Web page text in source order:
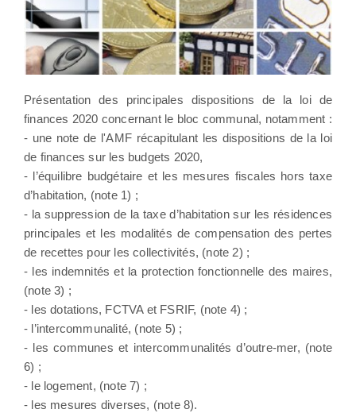
Présentation des principales dispositions de la loi de
finances 2020 concernant le bloc communal, notamment :
- une note de l'AMF récapitulant les dispositions de la loi
de finances sur les budgets 2020,
- l’équilibre budgétaire et les mesures fiscales hors taxe
d’habitation, (note 1) ;
- la suppression de la taxe d’habitation sur les résidences
principales et les modalités de compensation des pertes
de recettes pour les collectivités, (note 2) ;
- les indemnités et la protection fonctionnelle des maires,
(note 3) ;
- les dotations, FCTVA et FSRIF, (note 4) ;
- l’intercommunalité, (note 5) ;
- les communes et intercommunalités d’outre-mer, (note
6) ;
- le logement, (note 7) ;
- les mesures diverses, (note 8).